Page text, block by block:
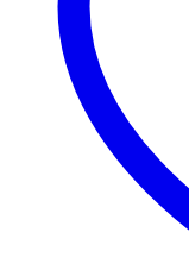
quantity